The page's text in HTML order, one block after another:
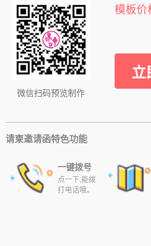
微信扫码预览制作
模板价
立
请柬邀请函特色功能
一键拨号
点一下,能拨
打电话哦。